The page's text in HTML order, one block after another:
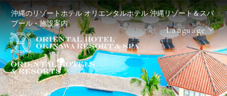
沖縄のリゾートホテル オリエンタルホテル 沖縄リゾート＆スパ
プール・施設案内
Language
Reservation
宿泊日を検索